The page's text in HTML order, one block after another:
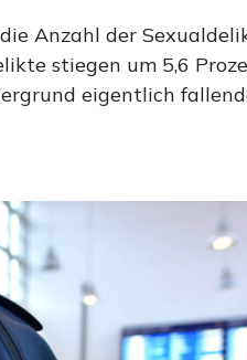
Anzahl der
stiegen um 5,6
eigentlich